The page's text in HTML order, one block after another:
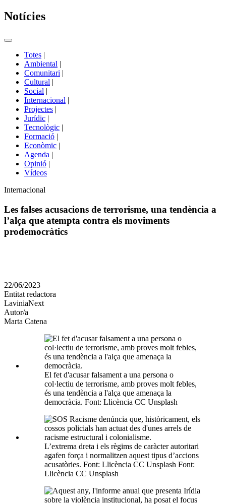
Notícies
Commutador
portals
Totes |
Ambiental |
Comunitari |
Cultural |
Social |
Internacional |
Projectes |
Jurídic |
Tecnològic |
Formació |
Econòmic |
Agenda |
Opinió |
Vídeos
Àmbit
la
notícia
Internacional
Les falses acusacions de terrorisme, una tendència a
l’alça que atempta contra els moviments
prodemocràtics
en
altres
xarxes
socials
22/06/2023
Entitat redactora
LaviniaNext
Autor/a
Marta Catena
El fet d'acusar falsament a una persona o
col·lectiu de terrorisme, amb proves molt febles,
és una tendència a l'alça que amenaça la
democràcia. Font: Llicència CC Unsplash
L’extrema dreta i els règims de caràcter autoritari
agafen força i normalitzen aquest tipus d’accions
acusatòries. Font: Llicència CC Unsplash Font:
Llicència CC Unsplash